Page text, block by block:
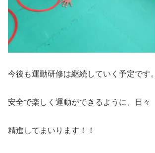
今後も運動研修は継続していく予定です。
安全で楽しく運動ができるように、日々
精進してまいります！！